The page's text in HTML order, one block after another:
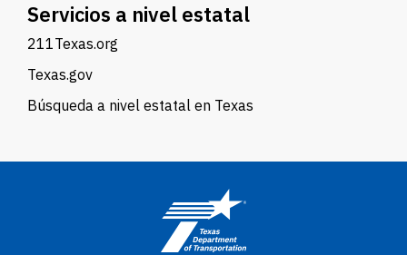
Servicios a nivel estatal
211Texas.org
Texas.gov
Búsqueda a nivel estatal en Texas